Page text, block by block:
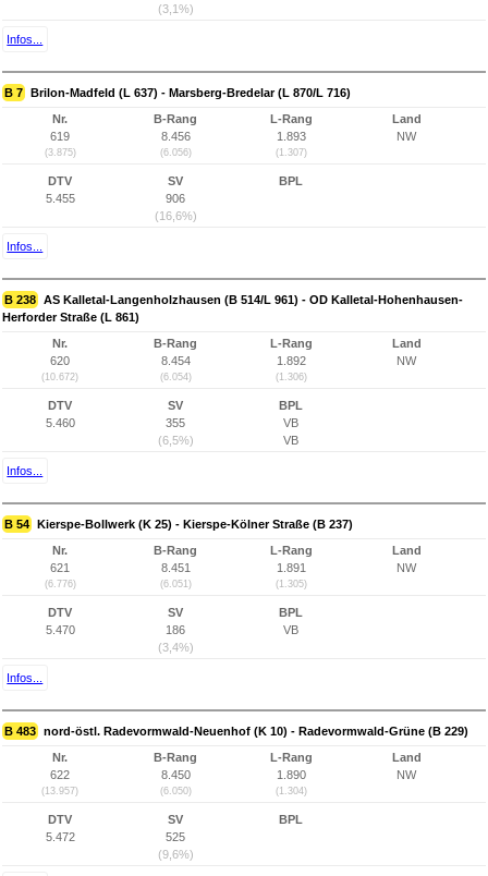
(3,1%)
Infos...
B 7 Brilon-Madfeld (L 637) - Marsberg-Bredelar (L 870/L 716)
Nr.
619
(3.875)
B-Rang
8.456
(6.056)
L-Rang
1.893
(1.307)
Land
NW
DTV
5.455
SV
906
(16,6%)
BPL
Infos...
B 238 AS Kalletal-Langenholzhausen (B 514/L 961) - OD Kalletal-Hohenhausen-
Herforder Straße (L 861)
Nr.
620
(10.672)
B-Rang
8.454
(6.054)
L-Rang
1.892
(1.306)
Land
NW
DTV
5.460
SV
355
(6,5%)
BPL
VB
VB
Infos...
B 54 Kierspe-Bollwerk (K 25) - Kierspe-Kölner Straße (B 237)
Nr.
621
(6.776)
B-Rang
8.451
(6.051)
L-Rang
1.891
(1.305)
Land
NW
DTV
5.470
SV
186
(3,4%)
BPL
VB
Infos...
B 483 nord-östl. Radevormwald-Neuenhof (K 10) - Radevormwald-Grüne (B 229)
Nr.
622
(13.957)
B-Rang
8.450
(6.050)
L-Rang
1.890
(1.304)
Land
NW
DTV
5.472
SV
525
(9,6%)
BPL